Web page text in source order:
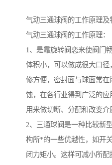
气动三通球阀的工作原理及
气动三通球阀的工作原理：
1、是靠旋转阀恋来使阀门
体积小，可以做成很大口
修方便，密封面与球面常
蚀，在各行业得到广泛的
用来做切断、分配和改变介
2、三通球阀是一种比较新
构所*的一些优越性，如开
闭力矩小。这样可减小所配